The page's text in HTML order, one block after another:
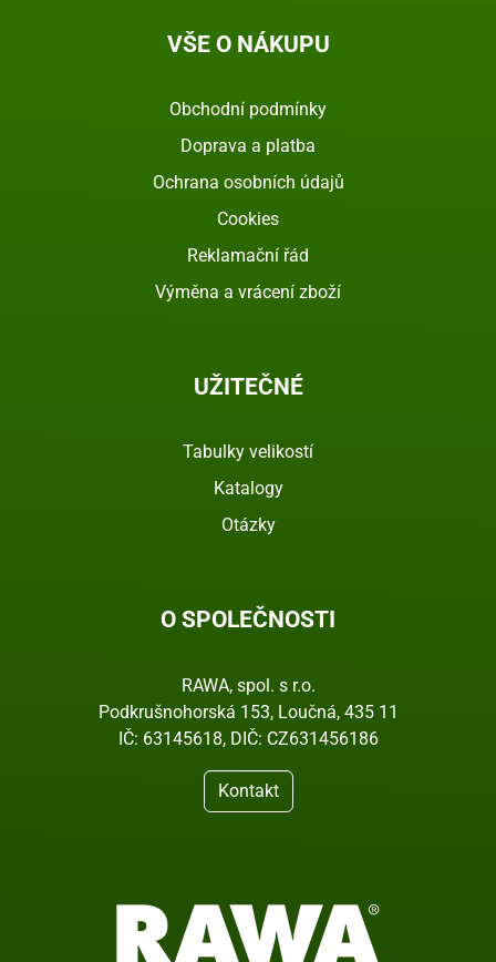
VŠE O NÁKUPU
Obchodní podmínky
Doprava a platba
Ochrana osobních údajů
Cookies
Reklamační řád
Výměna a vrácení zboží
UŽITEČNÉ
Tabulky velikostí
Katalogy
Otázky
O SPOLEČNOSTI
RAWA, spol. s r.o.
Podkrušnohorská 153, Loučná, 435 11
IČ: 63145618, DIČ: CZ631456186
Kontakt